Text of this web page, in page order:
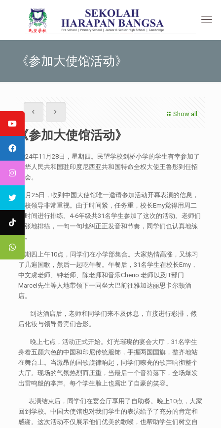
《参加大使馆活动》
Show all
《参加大使馆活动》
2024年11月28日，星期四。民望学校剑桥小学的学生有幸参加了
中华人民共和国驻印度尼西亚共和国特命全权大使王鲁彤到任招
待会。
11月25日，收到中国大使馆唯一邀请参加活动开幕表演的信息，
学校领导非常重视。由于时间紧，任务重，校长Emy觉得用周二
的时间进行排练。4-6年级共31名学生参加了这次的活动。老师们
紧张地排练，一句一句地纠正正发音和节奏，同学们也认真地练
习。
星期四上午10点，同学们在小学部集合。大家热情高涨，又练习
了几遍国歌，然后一起吃午餐。午餐后，31名学生在校长Emy，
中文虞老师、钟老师、陈老师和音乐Cherio 老师以及IT部门
Marcel先生等人地带领下一同坐大巴前往雅加达丽思卡尔顿酒
店。
到达酒店后，老师和同学们来不及休息，直接进行彩排，然
后化妆与领导贵宾们合影。
晚上七点，活动正式开始。灯光璀璨的宴会大厅，31名学生
身着五颜六色的中国和印尼传统服饰，手握两国国旗，整齐地站
在舞台上。当激昂的国歌旋律响起，同学们嘹亮的歌声响彻整个
大厅。现场的气氛热烈而庄重，当最后一个音符落下，全场爆发
出雷鸣般的掌声。每个学生脸上也露出了自豪的笑容。
表演结束后，同学们在宴会厅享用了自助餐。晚上10点，大家
回到学校。中国大使馆也对我们学生的表演给予了充分的肯定和
感谢。这次活动不仅展示他们优美的歌喉，也帮助学生们树立自